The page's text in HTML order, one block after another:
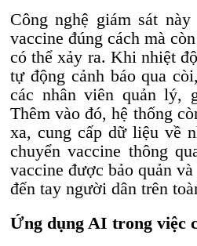
Công nghệ giám sát
vaccine đúng cách mà
có thể xảy ra. Khi nhiệt
tự động cảnh báo qua
các nhân viên quản lý,
Thêm vào đó, hệ thống
xa, cung cấp dữ liệu về
chuyển vaccine thông
vaccine được bảo quản
đến tay người dân trên
Ứng dụng AI trong việc